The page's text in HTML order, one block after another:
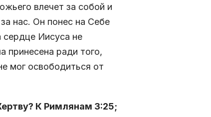
влечет за собой и
нас. Он понес на Себе
сердце Иисуса не
принесена ради того,
мог освободиться от
К Римлянам 3:25;